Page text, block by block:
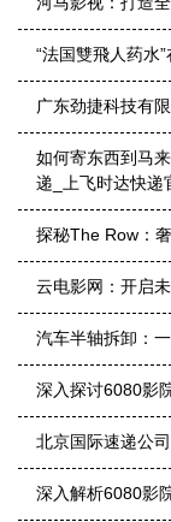
“法国雙飛人药水
广东劲捷科技有
如何寄东西到马
递_上飞时达快递
探秘The Row：
云电影网：开启
汽车半轴拆卸：
深入探讨6080影
北京国际速递公
深入解析6080影